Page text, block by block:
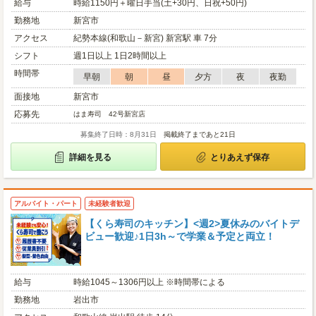
給与
時給1150円＋曜日手当(土+30円、日祝+50円)
勤務地
新宮市
アクセス
紀勢本線(和歌山－新宮) 新宮駅 車 7分
シフト
週1日以上 1日2時間以上
時間帯
早朝 朝 昼 夕方 夜
夜勤
面接地
新宮市
応募先
はま寿司 42号新宮店
募集終了日時：8月31日 掲載終了まであと21日
詳細を見る とりあえず保存
アルバイト・パート 未経験者歓迎
【くら寿司のキッチン】<週2>夏休みのバイトデ
ビュー歓迎♪1日3h～で学業＆予定と両立！
給与
時給1045～1306円以上 ※時間帯による
勤務地
岩出市